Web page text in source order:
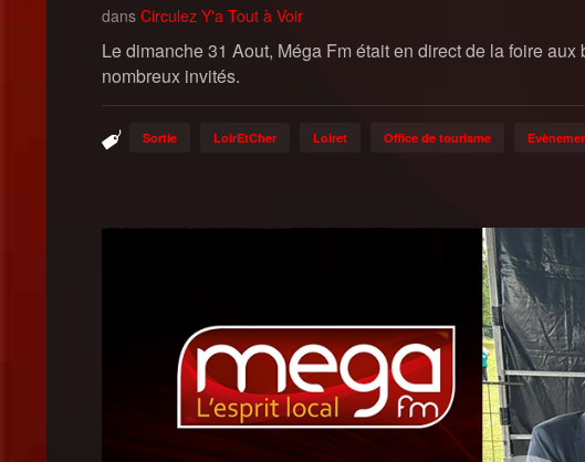
dans Circulez Y'a Tout à Voir
Le dimanche 31 Aout, Méga Fm était en direct de la foire
nombreux invités.
Sortie LoirEtCher Loiret Office de tourisme